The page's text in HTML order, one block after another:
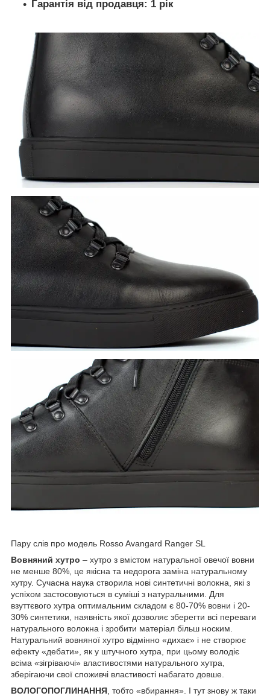
Гарантія від продавця: 1 рік
Пару слів про модель Rosso Avangard Ranger SL
Вовняний хутро – хутро з вмістом натуральної овечої вовни
не менше 80%, це якісна та недорога заміна натуральному
хутру. Сучасна наука створила нові синтетичні волокна, які з
успіхом застосовуються в суміші з натуральними. Для
взуттєвого хутра оптимальним складом є 80-70% вовни і 20-
30% синтетики, наявність якої дозволяє зберегти всі переваги
натурального волокна і зробити матеріал більш носким.
Натуральний вовняної хутро відмінно «дихає» і не створює
ефекту «дебати», як у штучного хутра, при цьому володіє
всіма «зігріваючі» властивостями натурального хутра,
зберігаючи свої споживчі властивості набагато довше.
ВОЛОГОПОГЛИНАННЯ, тобто «вбирання». І тут знову ж таки